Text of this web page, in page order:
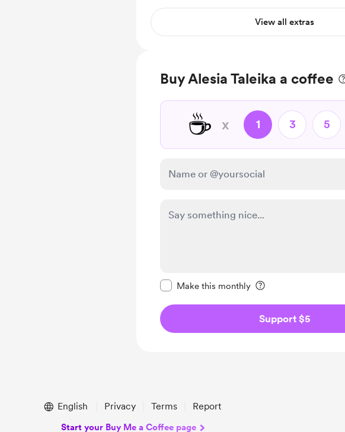
apoyo)
View all extras
Buy Alesia Taleika a coffee
☕ x 1 3 5
Make this monthly
Support $5
English Privacy Terms Report
Start your Buy Me a Coffee page